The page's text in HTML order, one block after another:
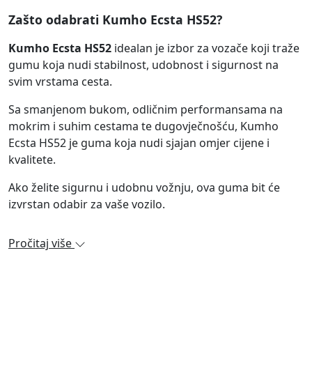
Zašto odabrati Kumho Ecsta HS52?
Kumho Ecsta HS52 idealan je izbor za vozače koji traže
gumu koja nudi stabilnost, udobnost i sigurnost na
svim vrstama cesta.
Sa smanjenom bukom, odličnim performansama na
mokrim i suhim cestama te dugovječnošću, Kumho
Ecsta HS52 je guma koja nudi sjajan omjer cijene i
kvalitete.
Ako želite sigurnu i udobnu vožnju, ova guma bit će
izvrstan odabir za vaše vozilo.
Pročitaj više